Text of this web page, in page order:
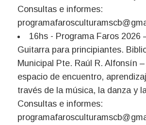
Consultas e informes:
16hs - Programa Faros 2026
Guitarra para principiantes.
Municipal Pte. Raúl R. Alfonsín
espacio de encuentro,
través de la música, la danza y
Consultas e informes: